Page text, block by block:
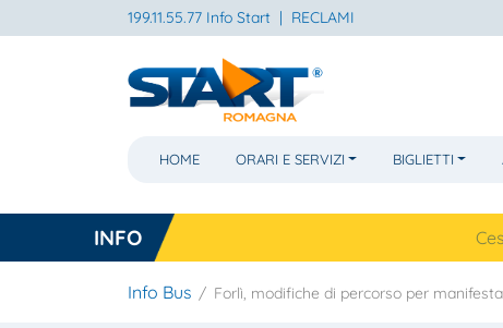
199.11.55.77 Info Start | RECLAMI
HOME ORARI E SERVIZI BIGLIETTI
INFO Cesena,
Info Bus Forlì, modifiche di percorso per